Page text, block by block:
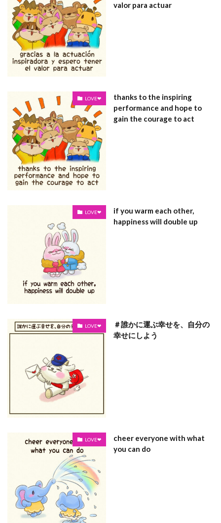
valor para actuar
LOVE❤
thanks to the inspiring
performance and hope to
gain the courage to act
LOVE❤
if you warm each other,
happiness will double up
LOVE❤
＃誰かに運ぶ幸せを、自分の
幸せにしよう
LOVE❤
cheer everyone with what
you can do